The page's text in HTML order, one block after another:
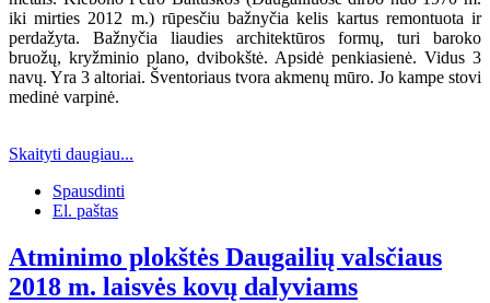
iki mirties 2012 m.) rūpesčiu bažnyčia kelis kartus remontuota ir
perdažyta. Bažnyčia liaudies architektūros formų, turi baroko
bruožų, kryžminio plano, dvibokštė. Apsidė penkiasienė. Vidus 3
navų. Yra 3 altoriai. Šventoriaus tvora akmenų mūro. Jo kampe stovi
medinė varpinė.
Skaityti daugiau...
Spausdinti
El. paštas
Atminimo plokštės Daugailių valsčiaus
2018 m. laisvės kovų dalyviams